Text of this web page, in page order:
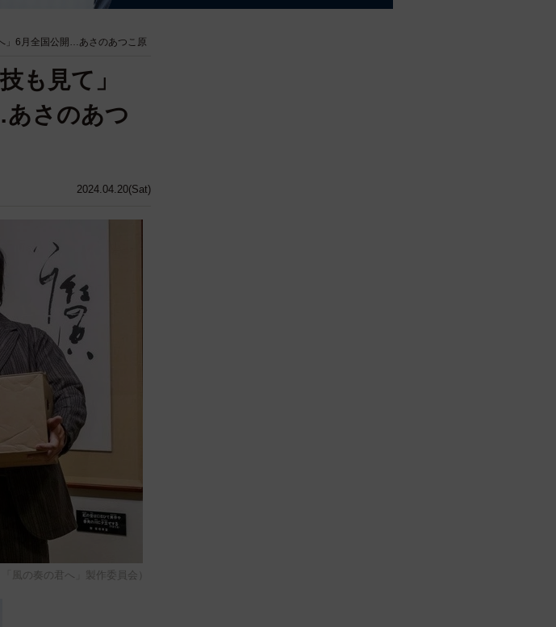
」6月全国公開…あさのあつこ原
2024.04.20(Sat)
技も見て」
あさのあつ
風の奏の君へ」製作委員会）